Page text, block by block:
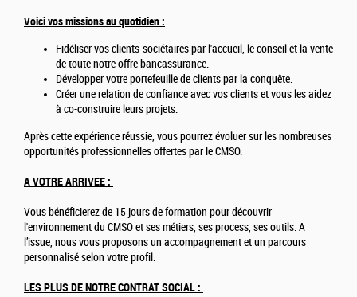
Voici vos missions au quotidien :
Fidéliser vos clients-sociétaires par l'accueil, le conseil et la vente
de toute notre offre bancassurance.
Développer votre portefeuille de clients par la conquête.
Créer une relation de confiance avec vos clients et vous les aidez
à co-construire leurs projets.
Après cette expérience réussie, vous pourrez évoluer sur les nombreuses
opportunités professionnelles offertes par le CMSO.
A VOTRE ARRIVEE :
Vous bénéficierez de 15 jours de formation pour découvrir
l'environnement du CMSO et ses métiers, ses process, ses outils. A
l’issue, nous vous proposons un accompagnement et un parcours
personnalisé selon votre profil.
LES PLUS DE NOTRE CONTRAT SOCIAL :